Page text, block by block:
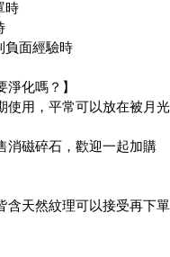
時
負面經驗時
淨化嗎？】
使用，平常可以放在被月
消磁碎石，歡迎一起加購
含天然紋理可以接受再下